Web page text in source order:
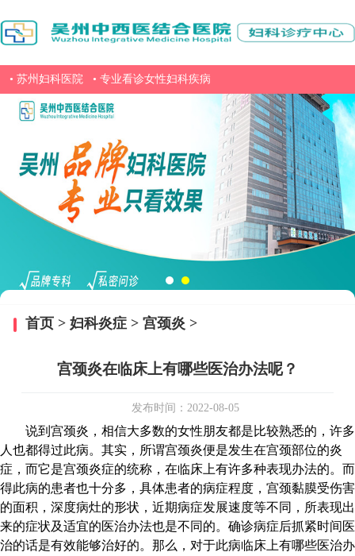
• 苏州妇科医院 • 专业看诊女性妇科疾病
首页> 妇科炎症> 宫颈炎 >
宫颈炎在临床上有哪些医治办法呢？
发布时间：2022-08-05
说到宫颈炎，相信大多数的女性朋友都是比较熟悉的，许多
人也都得过此病。其实，所谓宫颈炎便是发生在宫颈部位的炎
症，而它是宫颈炎症的统称，在临床上有许多种表现办法的。而
得此病的患者也十分多，具体患者的病症程度，宫颈黏膜受伤害
的面积，深度病灶的形状，近期病症发展速度等不同，所表现出
来的症状及适宜的医治办法也是不同的。确诊病症后抓紧时间医
治的话是有效能够治好的。那么，对于此病临床上有哪些医治办